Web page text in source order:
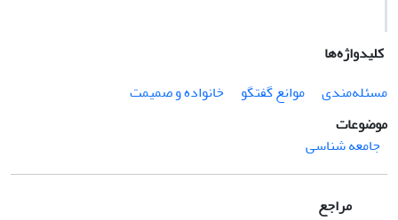
کلیدواژه‌ها
مسئله‌مندی
موانع گفتگو
خانواده و صمیمت
موضوعات
جامعه شناسی
مراجع